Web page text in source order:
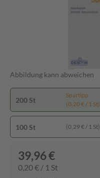
Abbildung kann abweichen
200 St
Spartipp
(0,20 € / 1 St)
100 St (0,29 € / 1 St)
39,96 €
0,20 € / 1 St